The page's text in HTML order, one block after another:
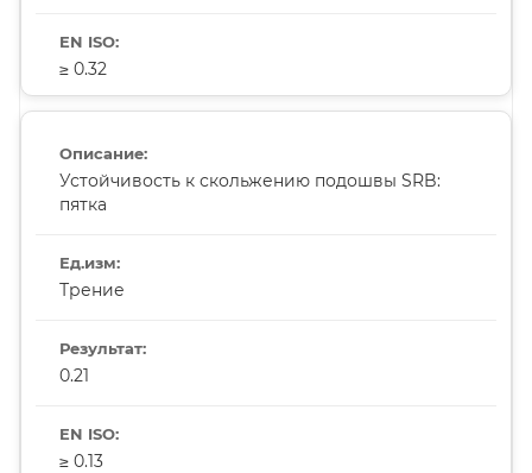
≥ 0.32
Устойчивость к скольжению подошвы SRB:
пятка
Трение
0.21
≥ 0.13